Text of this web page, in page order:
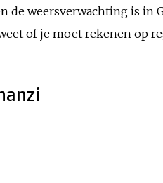
de weersverwachting is
of je moet rekenen op